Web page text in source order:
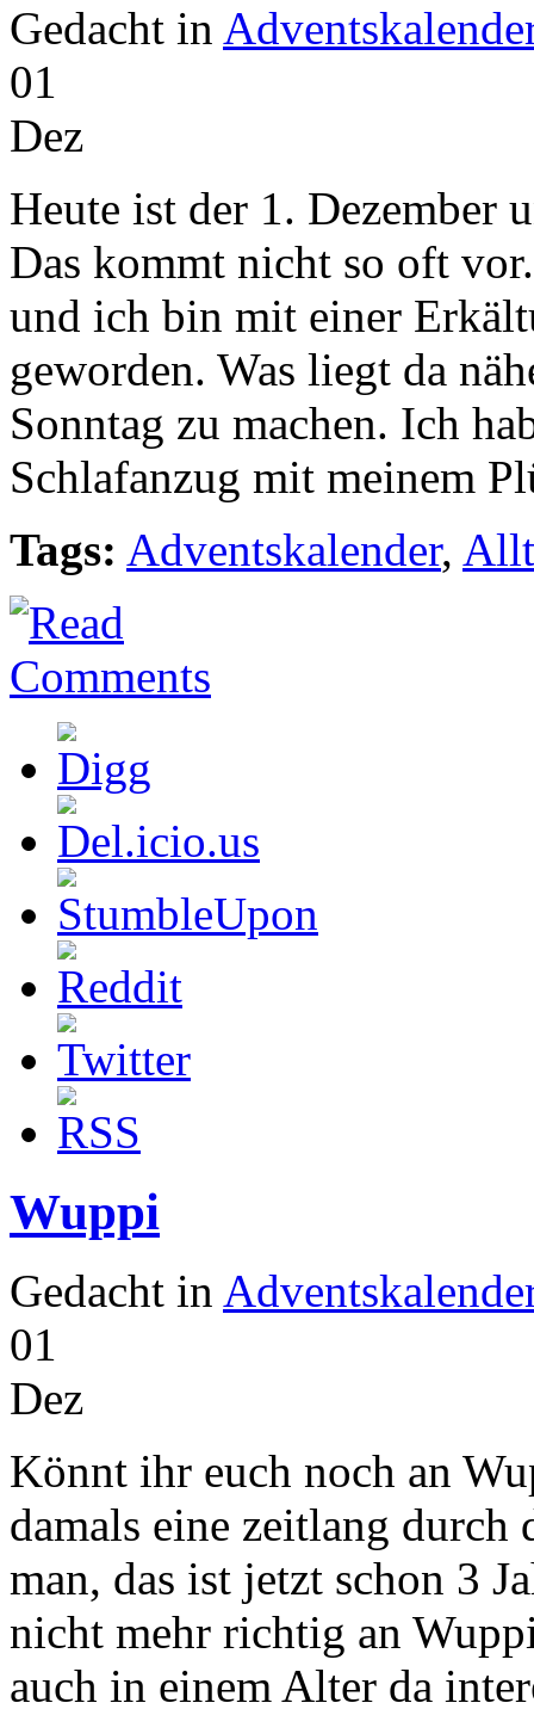
Gedacht in
01
Dez
Heute ist der 1. Dezember
Das kommt nicht so oft
und ich bin mit einer
geworden. Was liegt da
Sonntag zu machen. Ich
Schlafanzug mit meinem
Tags: Adventskalender,
Wuppi
Gedacht in
01
Dez
Könnt ihr euch noch an
damals eine zeitlang
man, das ist jetzt schon 3
nicht mehr richtig an
auch in einem Alter da